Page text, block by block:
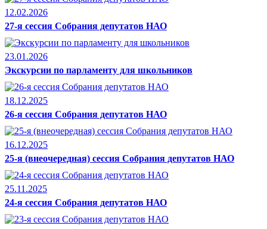
12.02.2026
27-я сессия Собрания депутатов НАО
23.01.2026
Экскурсии по парламенту для школьников
18.12.2025
26-я сессия Собрания депутатов НАО
16.12.2025
25-я (внеочередная) сессия Собрания депутатов НАО
25.11.2025
24-я сессия Собрания депутатов НАО